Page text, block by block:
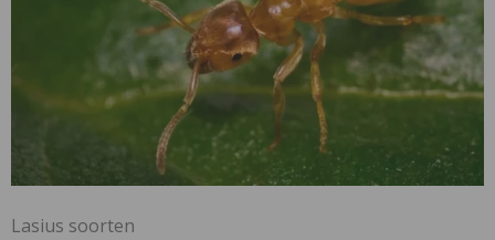
Lasius soorten